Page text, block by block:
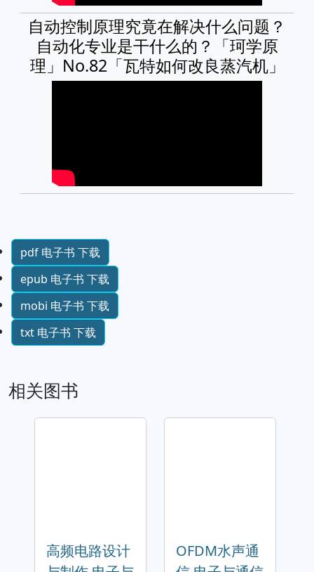
自动控制原理究竟在解决什么问题？
自动化专业是干什么的？「珂学原
理」No.82「瓦特如何改良蒸汽机」
pdf 电子书 下载
epub 电子书 下载
mobi 电子书 下载
txt 电子书 下载
相关图书
高频电路设计
OFDM水声通